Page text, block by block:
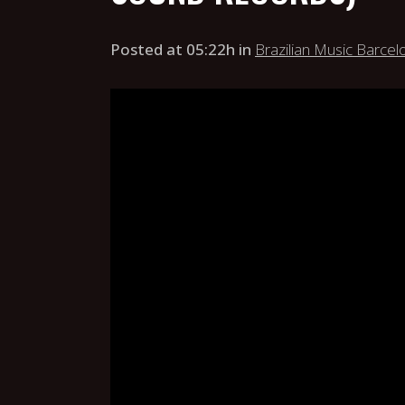
Posted at 05:22h in Brazilian Music